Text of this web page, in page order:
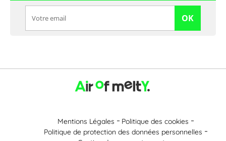
OK
Mentions Légales
Politique des cookies
Politique de protection des données personnelles